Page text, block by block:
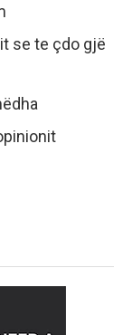
se te çdo gjë